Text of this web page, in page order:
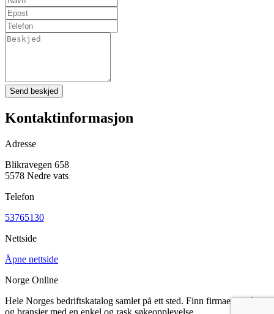
Send beskjed
Kontaktinformasjon
Adresse
Blikravegen 658
5578 Nedre vats
Telefon
53765130
Nettside
Åpne nettside
Norge Online
Hele Norges bedriftskatalog samlet på ett sted. Finn firmaer, steder
og bransjer med en enkel og rask søkeopplevelse.